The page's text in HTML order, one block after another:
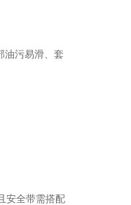
油污易滑、套
安全带需搭配